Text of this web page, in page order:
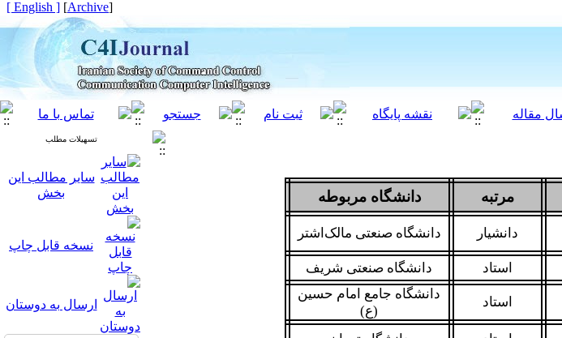
[
Archive
]
[ English ]
مرتبه دانشگاه مربوطه
دانشیار دانشگاه صنعتی مالک‌اشتر
استاد دانشگاه صنعتی شریف
استاد
دانشگاه جامع امام حسین
(ع)
تسهیلات مطلب
سایر مطالب این
بخش
نسخه قابل چاپ
ارسال به دوستان